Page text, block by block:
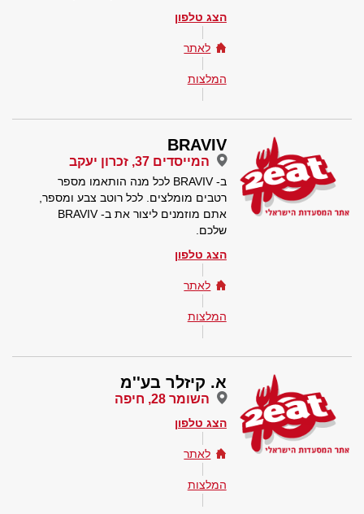
הצג טלפון
לאתר
המלצות
BRAVIV
המייסדים 37, זכרון יעקב
ב- BRAVIV לכל מנה הותאמו מספר
רטבים מומלצים. לכל רוטב צבע ומספר,
אתם מוזמנים ליצור את ב- BRAVIV
שלכם.
הצג טלפון
לאתר
המלצות
א. קיזלר בע''מ
השומר 28, חיפה
הצג טלפון
לאתר
המלצות